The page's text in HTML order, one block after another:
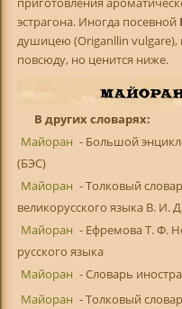
эстрагона. Иногда посевной
душицею (Origanllin vulgare),
повсюду, но ценится ниже.
В других словарях:
Майоран - Большой
(БЭС)
Майоран - Толковый
великорусского языка В. И.
Майоран - Ефремова Т. Ф.
русского языка
Майоран - Словарь
Майоран - Толковый